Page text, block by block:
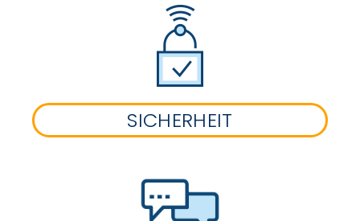
SICHERHEIT